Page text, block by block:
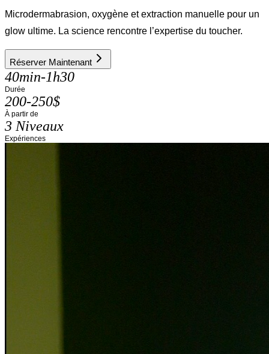
Microdermabrasion, oxygène et extraction manuelle pour un
glow ultime. La science rencontre l’expertise du toucher.
Réserver Maintenant
40min-1h30
Durée
200-250$
À partir de
3 Niveaux
Expériences